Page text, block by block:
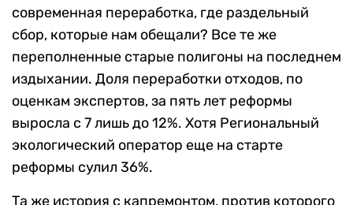
современная переработка, где раздельный
сбор, которые нам обещали? Все те же
переполненные старые полигоны на последнем
издыхании. Доля переработки отходов, по
оценкам экспертов, за пять лет реформы
выросла с 7 лишь до 12%. Хотя Региональный
экологический оператор еще на старте
реформы сулил 36%.
Та же история с капремонтом, против которого